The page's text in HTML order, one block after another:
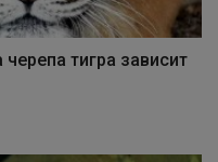
тигра зависит